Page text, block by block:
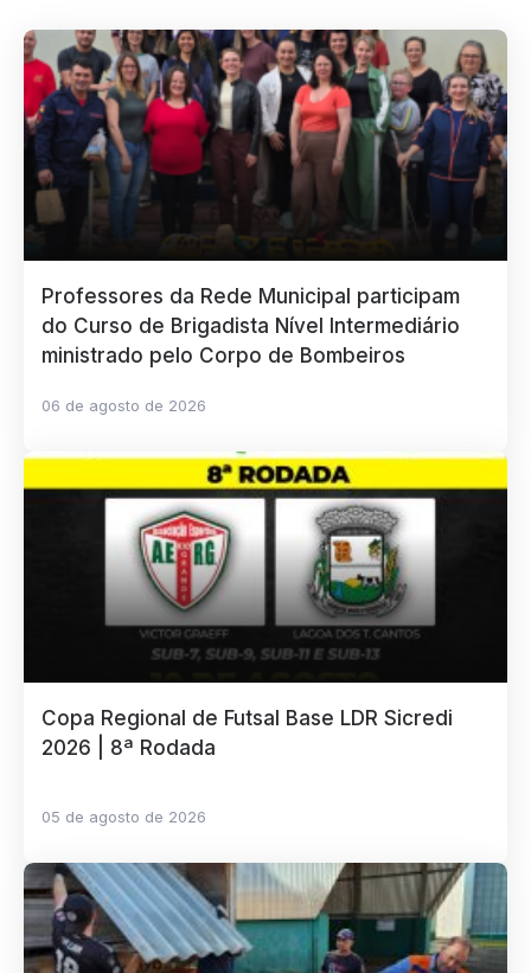
Professores da Rede Municipal participam
do Curso de Brigadista Nível Intermediário
ministrado pelo Corpo de Bombeiros
06 de agosto de 2026
Copa Regional de Futsal Base LDR Sicredi
2026 | 8ª Rodada
05 de agosto de 2026